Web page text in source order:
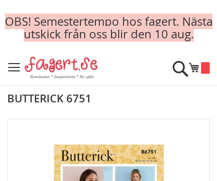
OBS! Semestertempo hos fagert. Nästa
utskick från oss blir den 10 aug.
to
Content
Min
Sök
BUTTERICK 6751